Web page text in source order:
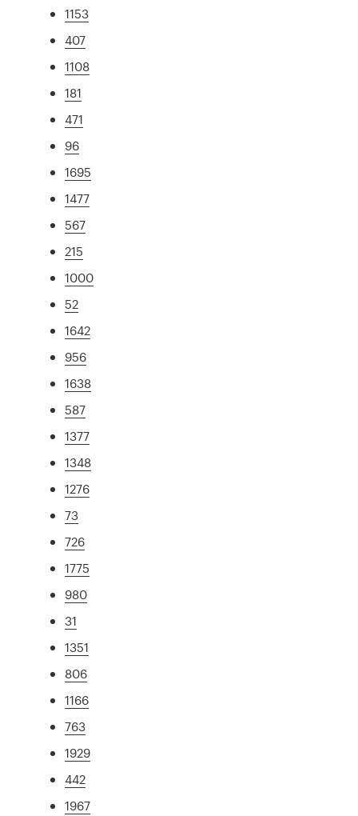
1153
407
1108
181
471
96
1695
1477
567
215
1000
52
1642
956
1638
587
1377
1348
1276
73
726
1775
980
31
1351
806
1166
763
1929
442
1967